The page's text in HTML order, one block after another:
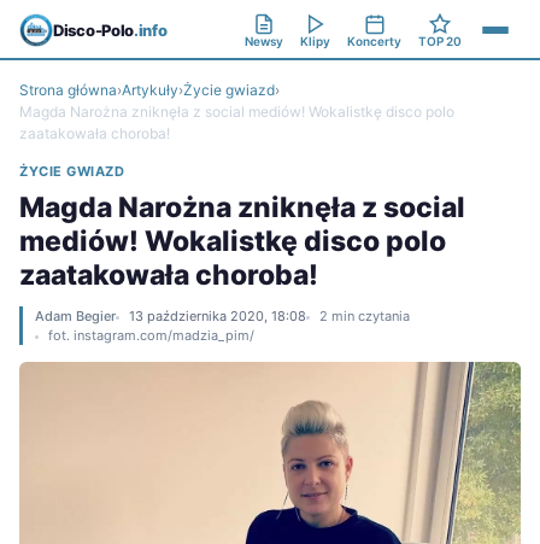
Disco-Polo.info
Newsy Klipy Koncerty TOP 20
Strona główna›Artykuły›Życie gwiazd›
Magda Narożna zniknęła z social mediów! Wokalistkę disco polo
zaatakowała choroba!
ŻYCIE GWIAZD
Magda Narożna zniknęła z social
mediów! Wokalistkę disco polo
zaatakowała choroba!
Adam Begier 13 października 2020, 18:08
2 min czytania
fot. instagram.com/madzia_pim/